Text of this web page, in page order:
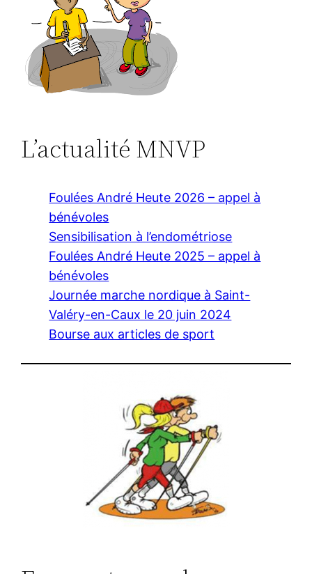
L’actualité MNVP
Foulées André Heute 2026 – appel à
bénévoles
Sensibilisation à l’endométriose
Foulées André Heute 2025 – appel à
bénévoles
Journée marche nordique à Saint-
Valéry-en-Caux le 20 juin 2024
Bourse aux articles de sport